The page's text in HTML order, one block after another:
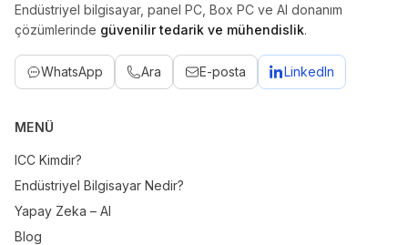
Endüstriyel bilgisayar, panel PC, Box PC ve AI donanım
çözümlerinde güvenilir tedarik ve mühendislik.
WhatsApp Ara E-posta LinkedIn
MENÜ
ICC Kimdir?
Endüstriyel Bilgisayar Nedir?
Yapay Zeka – AI
Blog